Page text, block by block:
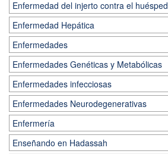
Enfermedad del injerto contra el huésped
Enfermedad Hepática
Enfermedades
Enfermedades Genéticas y Metabólicas
Enfermedades infecciosas
Enfermedades Neurodegenerativas
Enfermería
Enseñando en Hadassah